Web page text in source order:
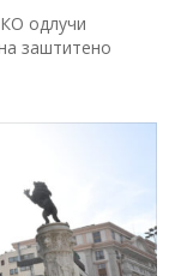
одлучи
заштитено